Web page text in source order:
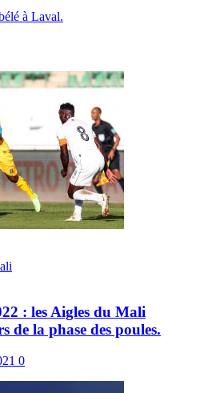
à Laval.
: les Aigles du Mali
de la phase des poules.
0